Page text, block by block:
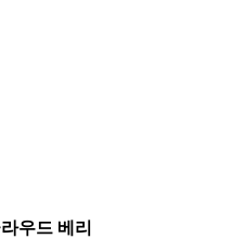
우드 베리